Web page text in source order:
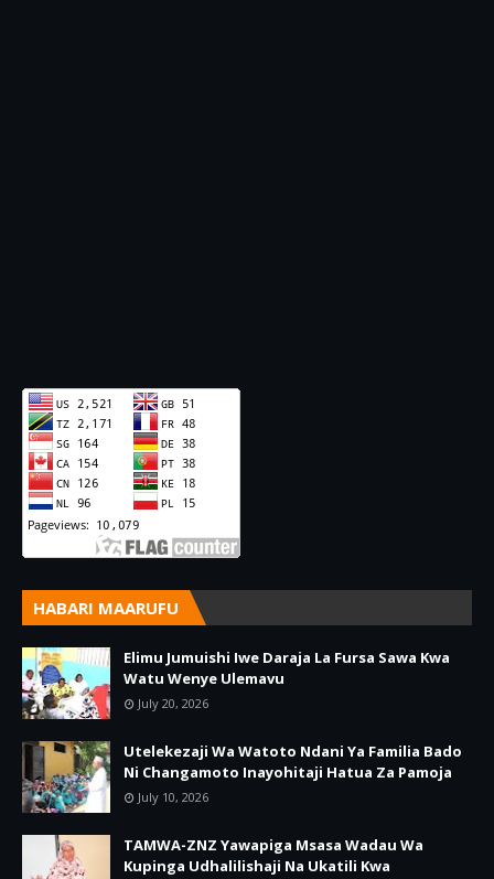
HABARI MAARUFU
Elimu Jumuishi Iwe Daraja La Fursa Sawa Kwa
Watu Wenye Ulemavu
July 20, 2026
Utelekezaji Wa Watoto Ndani Ya Familia Bado
Ni Changamoto Inayohitaji Hatua Za Pamoja
July 10, 2026
TAMWA-ZNZ Yawapiga Msasa Wadau Wa
Kupinga Udhalilishaji Na Ukatili Kwa